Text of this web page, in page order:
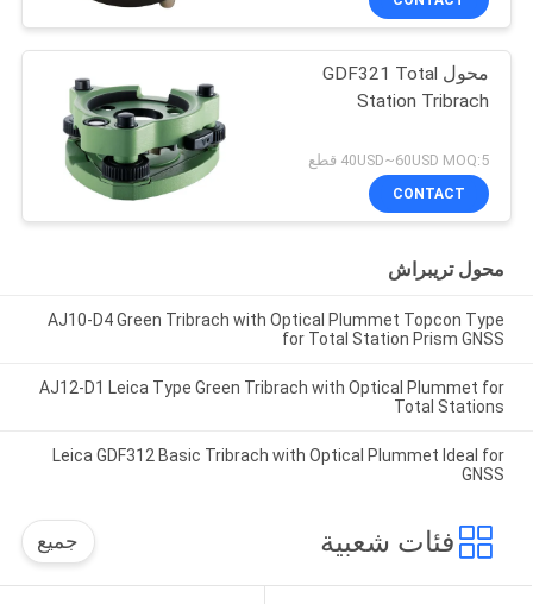
محول GDF321 Total
Station Tribrach
40USD~60USD MOQ:5 قطع
CONTACT
محول تريبراش
AJ10-D4 Green Tribrach with Optical Plummet Topcon Type
for Total Station Prism GNSS
AJ12-D1 Leica Type Green Tribrach with Optical Plummet for
Total Stations
Leica GDF312 Basic Tribrach with Optical Plummet Ideal for
GNSS
فئات شعبية جميع